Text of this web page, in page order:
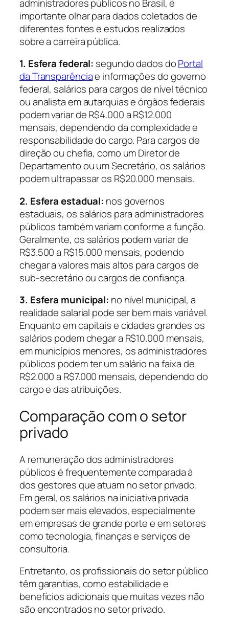
administradores públicos no Brasil, é
importante olhar para dados coletados de
diferentes fontes e estudos realizados
sobre a carreira pública.
1. Esfera federal: segundo dados doPortal
da Transparênciae informações do governo
federal, salários para cargos de nível técnico
ou analista em autarquias e órgãos federais
podem variar de R$4.000 a R$12.000
mensais, dependendo da complexidade e
responsabilidade do cargo. Para cargos de
direção ou chefia, como um Diretor de
Departamento ou um Secretário, os salários
podem ultrapassar os R$20.000 mensais.
2. Esfera estadual: nos governos
estaduais, os salários para administradores
públicos também variam conforme a função.
Geralmente, os salários podem variar de
R$3.500 a R$15.000 mensais, podendo
chegar a valores mais altos para cargos de
sub-secretário ou cargos de confiança.
3. Esfera municipal: no nível municipal, a
realidade salarial pode ser bem mais variável.
Enquanto em capitais e cidades grandes os
salários podem chegar a R$10.000 mensais,
em municípios menores, os administradores
públicos podem ter um salário na faixa de
R$2.000 a R$7.000 mensais, dependendo do
cargo e das atribuições.
Comparação com o setor
privado
A remuneração dos administradores
públicos é frequentemente comparada à
dos gestores que atuam no setor privado.
Em geral, os salários na iniciativa privada
podem ser mais elevados, especialmente
em empresas de grande porte e em setores
como tecnologia, finanças e serviços de
consultoria.
Entretanto, os profissionais do setor público
têm garantias, como estabilidade e
benefícios adicionais que muitas vezes não
são encontrados no setor privado.